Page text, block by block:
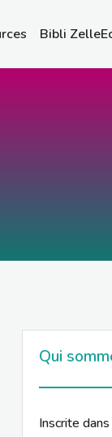
Bibli
Qui
Inscrite